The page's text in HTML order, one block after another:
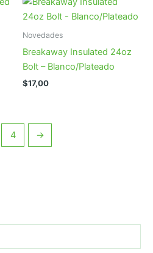
Novedades
Breakaway Insulated 24oz
Bolt – Blanco/Plateado
$17,00
4 →